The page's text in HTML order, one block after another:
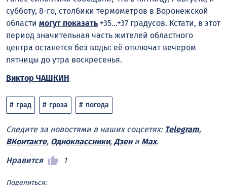
субботу, 8-го, столбики термометров в Воронежской
области могут показать +35…+37 градусов. Кстати, в этот
период значительная часть жителей областного
центра останется без воды: её отключат вечером
пятницы до утра воскресенья.
Виктор ЧАШКИН
град гроза погода
Следите за новостями в наших соцсетях: Telegram,
ВКонтакте, Одноклассники, Дзени Max.
Нравится
1
Поделиться: